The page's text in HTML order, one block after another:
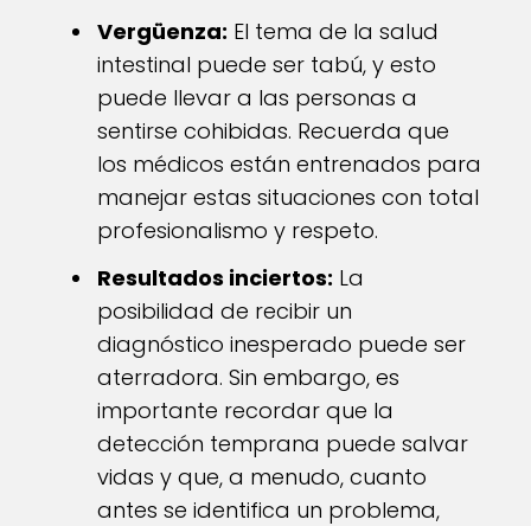
Vergüenza: El tema de la salud
intestinal puede ser tabú, y esto
puede llevar a las personas a
sentirse cohibidas. Recuerda que
los médicos están entrenados para
manejar estas situaciones con total
profesionalismo y respeto.
Resultados inciertos: La
posibilidad de recibir un
diagnóstico inesperado puede ser
aterradora. Sin embargo, es
importante recordar que la
detección temprana puede salvar
vidas y que, a menudo, cuanto
antes se identifica un problema,